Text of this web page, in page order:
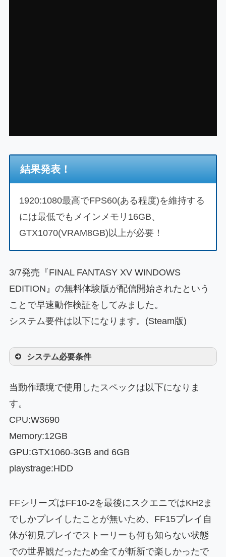
結果発表！
1920:1080最高でFPS60(ある程度)を維持する
には最低でもメインメモリ16GB、
GTX1070(VRAM8GB)以上が必要！
3/7発売『FINAL FANTASY XV WINDOWS
EDITION』の無料体験版が配信開始されたという
ことで早速動作検証をしてみました。
システム要件は以下になります。(Steam版)
システム必要条件
当動作環境で使用したスペックは以下になりま
す。
CPU:W3690
Memory:12GB
GPU:GTX1060-3GB and 6GB
playstrage:HDD
FFシリーズはFF10-2を最後にスクエニではKH2ま
でしかプレイしたことが無いため、FF15プレイ自
体が初見プレイでストーリーも何も知らない状態
での世界観だったため全てが斬新で楽しかったで